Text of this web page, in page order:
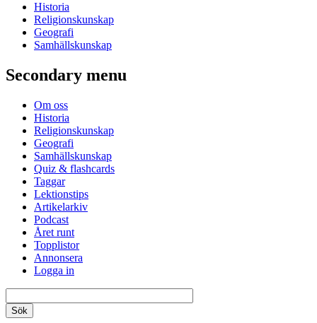
Historia
Religionskunskap
Geografi
Samhällskunskap
Secondary menu
Om oss
Historia
Religionskunskap
Geografi
Samhällskunskap
Quiz & flashcards
Taggar
Lektionstips
Artikelarkiv
Podcast
Året runt
Topplistor
Annonsera
Logga in